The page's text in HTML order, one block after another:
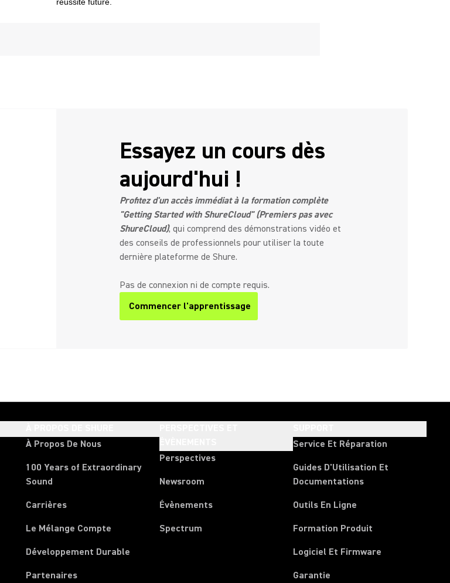
Essayez un cours dès
aujourd'hui !
Profitez d'un accès immédiat à la formation complète
"Getting Started with ShureCloud" (Premiers pas avec
ShureCloud), qui comprend des démonstrations vidéo et
des conseils de professionnels pour utiliser la toute
dernière plateforme de Shure.
Pas de connexion ni de compte requis.
Commencer l'apprentissage
(Opens in a new tab)
À Propos De Nous
100 Years of Extraordinary
Sound
Carrières
Le Mélange Compte
Développement Durable
Partenaires
Perspectives
Newsroom
Évènements
Spectrum
Service Et Réparation
Guides D'Utilisation Et
Documentations
Outils En Ligne
Formation Produit
Logiciel Et Firmware
Garantie